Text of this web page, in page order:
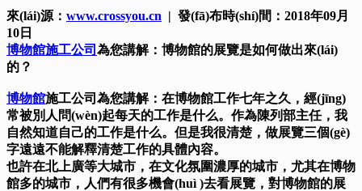
來(lái)源： www.crossyou.cn | 發(fā)布時(shí)間：2018年09月
10日
博物館施工公司 為您講解：博物館的展覽是如何做出來(lái)
的？
博物館施工公司為您講解：在博物館工作七年之久，經(jīng)
常被別人問(wèn)起每天的工作是什么。作為陳列部主任，我
自然知道自己的工作是什么。但是我很清楚，做展覽三個(gè)
字遠遠不能解釋清楚工作的具體內容。
也許在北上廣等大城市，在文化氛圍濃厚的城市，尤其在博物
館多的城市，人們有很多機會(huì )去看展覽，對博物館的展